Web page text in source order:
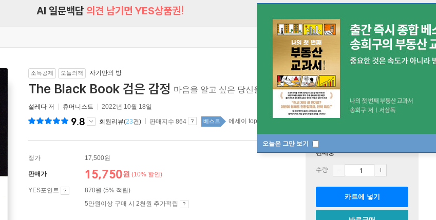
오늘은 그만 보기
AI 일문백답 의견 남기면 YES상품권!
소득공제 오늘의책 자기만의 방
The Black Book 검은 감정 마음을 알고 싶은 당신을 위한 70가지 부정감정 안내서
설레다 저 휴머니스트 2022년 10월 18일
9.8 회원리뷰(23건) 판매지수 864 베스트 에세이 top20 3주
정가 17,500원
판매가 15,750원 (10% 할인)
YES포인트
870원 (5% 적립)
5만원이상 구매 시 2천원 추가적립
판매중
수량
카트에 넣기